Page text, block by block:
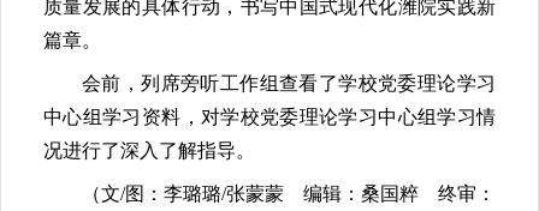
质量发展的具体行动，书写中国式现代化潍院实践新
篇章。
会前，列席旁听工作组查看了学校党委理论学习
中心组学习资料，对学校党委理论学习中心组学习情
况进行了深入了解指导。
（文/图：李璐璐/张蒙蒙 编辑：桑国粹 终审：